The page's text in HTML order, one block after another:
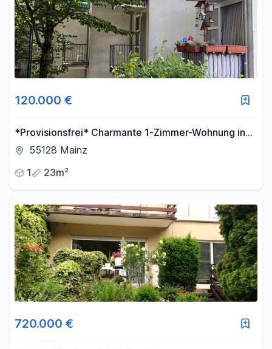
120.000 €
*Provisionsfrei* Charmante 1-Zimmer-Wohnung in
gepflegter Wohnanlage mit EBK und TG Stellplatz
55128 Mainz
1
23m²
720.000 €